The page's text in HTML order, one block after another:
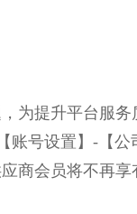
为提升平台服务
账号设置】-【公
商会员将不再享